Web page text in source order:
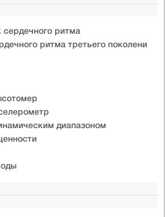
сердечного ритма
ритма третьего поколени
диапазоном